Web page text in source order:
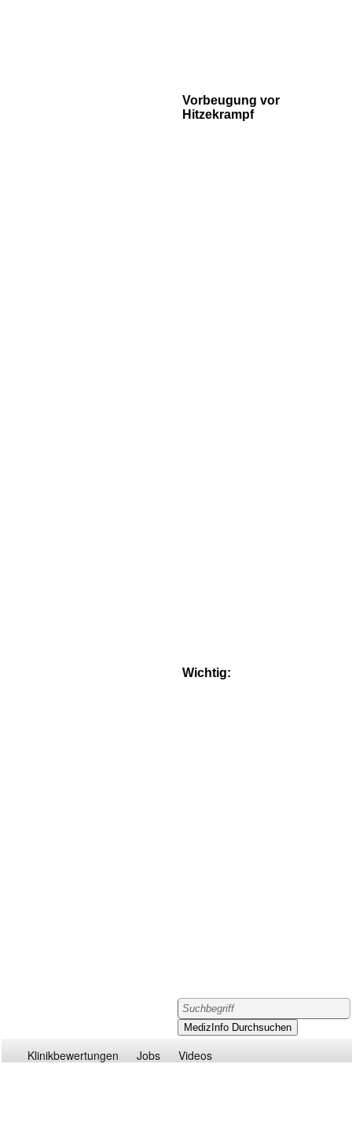
Vorbeugung vor
Hitzekrampf
Wichtig:
Klinikbewertungen Jobs Videos